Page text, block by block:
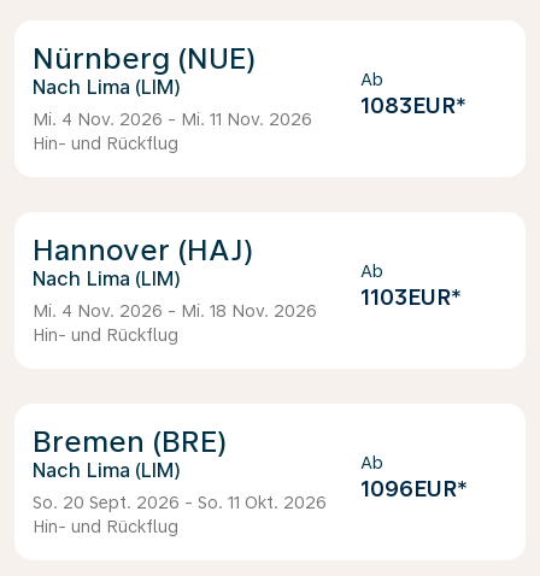
Nürnberg (NUE)
Lima (LIM)
Mi. 4 Nov. 2026 - Mi. 11 Nov. 2026
Hin- und Rückflug
Ab
1083EUR*
Hannover (HAJ)
Lima (LIM)
Mi. 4 Nov. 2026 - Mi. 18 Nov. 2026
Hin- und Rückflug
Ab
1103EUR*
Bremen (BRE)
Lima (LIM)
So. 20 Sept. 2026 - So. 11 Okt. 2026
Hin- und Rückflug
Ab
1096EUR*